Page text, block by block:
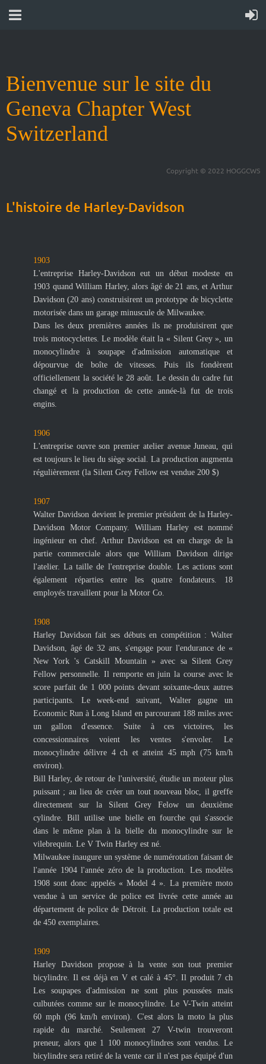
Bienvenue sur le site du
Geneva Chapter West
Switzerland
Copyright © 2022 HOGGCWS
L'histoire de Harley-Davidson
1903
L'entreprise Harley-Davidson eut un début modeste en
1903 quand William Harley, alors âgé de 21 ans, et Arthur
Davidson (20 ans) construisirent un prototype de bicyclette
motorisée dans un garage minuscule de Milwaukee.
Dans les deux premières années ils ne produisirent que
trois motocyclettes. Le modèle était la « Silent Grey », un
monocylindre à soupape d'admission automatique et
dépourvue de boîte de vitesses. Puis ils fondèrent
officiellement la société le 28 août. Le dessin du cadre fut
changé et la production de cette année-là fut de trois
engins.
1906
L'entreprise ouvreson premier atelier avenue Juneau, qui
est toujours le lieu du siège social. La production augmenta
régulièrement (la Silent Grey Fellow est vendue 200 $)
1907
Walter Davidson devient le premier président de la Harley-
Davidson Motor Company. William Harley est nommé
ingénieur en chef. Arthur Davidson est en charge de la
partie commerciale alors que William Davidson dirige
l'atelier. La taille de l'entreprise double. Les actions sont
également réparties entre les quatre fondateurs. 18
employés travaillent pour la Motor Co.
1908
Harley Davidson fait ses débuts en compétition : Walter
Davidson, âgé de 32 ans, s'engage pour l'endurance de «
New York 's Catskill Mountain » avec sa Silent Grey
Fellow personnelle. Il remporte en juin la course avec le
score parfait de 1 000 points devant soixante-deux autres
participants. Le week-end suivant, Walter gagne un
Economic Run à Long Island en parcourant 188 miles avec
un gallon d'essence. Suite à ces victoires, les
concessionnaires voient les ventes s'envoler. Le
monocylindre délivre 4 ch et atteint 45 mph (75 km/h
environ).
Bill Harley, de retour de l'université, étudie un moteur plus
puissant ; au lieu de créer un tout nouveau bloc, il greffe
directement sur la Silent Grey Felow un deuxième
cylindre. Bill utilise une bielle en fourche qui s'associe
dans le même plan à la bielle du monocylindre sur le
vilebrequin. Le V Twin Harley est né.
Milwaukee inaugure un système de numérotation faisant de
l'année 1904 l'année zéro de la production. Les modèles
1908 sont donc appelés « Model 4 ». La première moto
vendue à un service de police est livrée cette année au
département de police de Détroit. La production totale est
de 450 exemplaires.
1909
Harley Davidson propose à la vente son tout premier
bicylindre. Il est déjà en V et calé à 45°. Il produit 7 ch
Les soupapes d'admission ne sont plus poussées mais
culbutées comme sur le monocylindre. Le V-Twin atteint
60 mph (96 km/h environ). C'est alors la moto la plus
rapide du marché. Seulement 27 V-twin trouveront
preneur, alors que 1 100 monocylindres sont vendus. Le
bicylindre sera retiré de la vente car il n'est pas équipé d'un